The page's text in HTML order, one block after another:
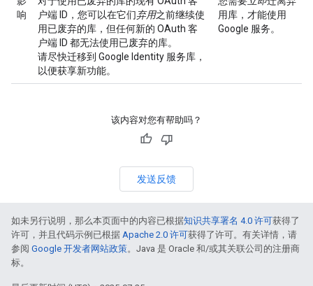
响
户端 ID，您可以在它们弃用之前继续使
用已废弃的库，但任何新的 OAuth 客
户端 ID 都无法使用已废弃的库。
请尽快迁移到 Google Identity 服务库，
以便获享新功能。
用库，才能使用
Google 服务。
该内容对您有帮助吗？
发送反馈
如未另行说明，那么本页面中的内容已根据知识共享署名 4.0 许可获得了
许可，并且代码示例已根据 Apache 2.0 许可获得了许可。有关详情，请
参阅 Google 开发者网站政策。Java 是 Oracle 和/或其关联公司的注册商
标。